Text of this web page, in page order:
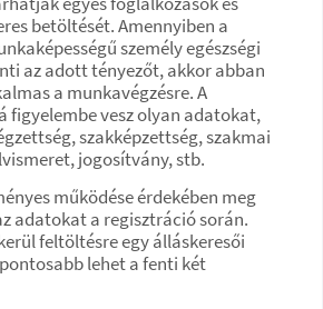
betöltését. Amennyiben a
személy egészségi
az adott tényezőt, akkor abban
a munkavégzésre. A
figyelembe vesz olyan adatokat,
szakképzettség, szakmai
jogosítvány, stb.
működése érdekében meg
adatokat a regisztráció során.
feltöltésre egy álláskeresői
lehet a fenti két